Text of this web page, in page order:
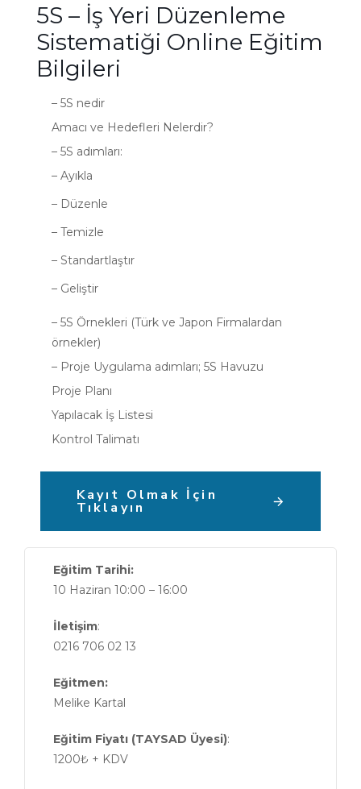
5S – İş Yeri Düzenleme
Sistematiği Online Eğitim
Bilgileri
– 5S nedir
Amacı ve Hedefleri Nelerdir?
– 5S adımları:
– Ayıkla
– Düzenle
– Temizle
– Standartlaştır
– Geliştir
– 5S Örnekleri (Türk ve Japon Firmalardan
örnekler)
– Proje Uygulama adımları; 5S Havuzu
Proje Planı
Yapılacak İş Listesi
Kontrol Talimatı
Kayıt Olmak İçin
Tıklayın
Eğitim Tarihi:
10 Haziran 10:00 – 16:00
İletişim:
0216 706 02 13
Eğitmen:
Melike Kartal
Eğitim Fiyatı (TAYSAD Üyesi):
1200₺ + KDV